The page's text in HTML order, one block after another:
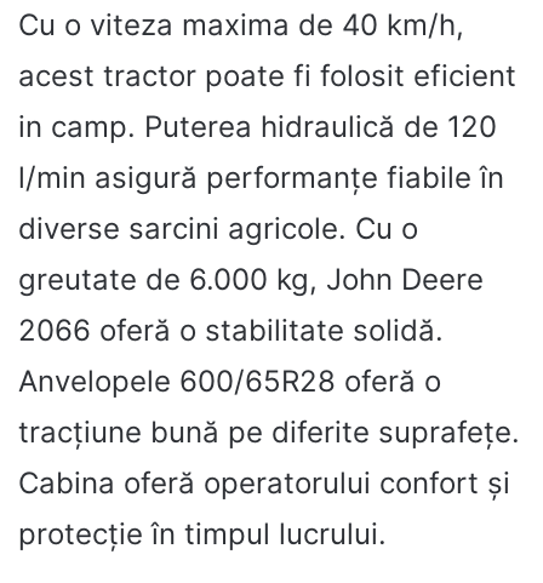
Cu o viteza maxima de 40 km/h,
acest tractor poate fi folosit eficient
in camp. Puterea hidraulică de 120
l/min asigură performanțe fiabile în
diverse sarcini agricole. Cu o
greutate de 6.000 kg, John Deere
2066 oferă o stabilitate solidă.
Anvelopele 600/65R28 oferă o
tracțiune bună pe diferite suprafețe.
Cabina oferă operatorului confort și
protecție în timpul lucrului.